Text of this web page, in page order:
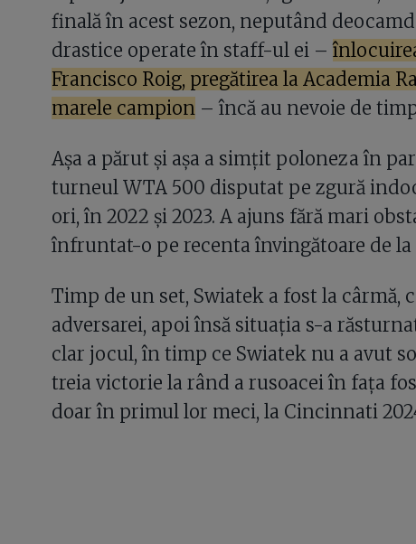
finală în acest sezon, neputând
drastice operate în staff-ul ei –
Francisco Roig, pregătirea la Academia
marele campion – încă au nevoie de
Așa a părut și așa a simțit poloneza în
turneul WTA 500 disputat pe zgură
ori, în 2022 și 2023. A ajuns fără mari
înfruntat-o pe recenta învingătoare de la
Timp de un set, Swiatek a fost la cârmă,
adversarei, apoi însă situația s-a
clar jocul, în timp ce Swiatek nu a avut
treia victorie la rând a rusoacei în fața
doar în primul lor meci, la Cincinnati